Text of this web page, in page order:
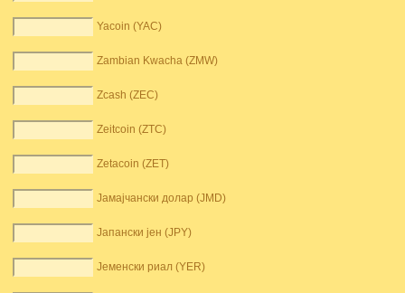
Yacoin (YAC)
Zambian Kwacha (ZMW)
Zcash (ZEC)
Zeitcoin (ZTC)
Zetacoin (ZET)
Јамајчански долар (JMD)
Јапански јен (JPY)
Јеменски риал (YER)